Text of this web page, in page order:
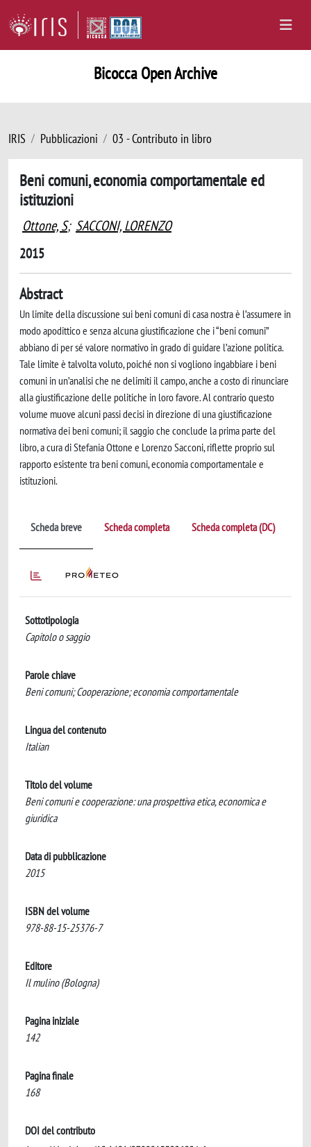
Bicocca Open Archive
IRIS Pubblicazioni 03 - Contributo in libro
Beni comuni, economia comportamentale ed
istituzioni
Ottone, S; SACCONI, LORENZO
2015
Abstract
Un limite della discussione sui beni comuni di casa nostra è l’assumere in
modo apodittico e senza alcuna giustificazione che i “beni comuni”
abbiano di per sé valore normativo in grado di guidare l’azione politica.
Tale limite è talvolta voluto, poiché non si vogliono ingabbiare i beni
comuni in un’analisi che ne delimiti il campo, anche a costo di rinunciare
alla giustificazione delle politiche in loro favore. Al contrario questo
volume muove alcuni passi decisi in direzione di una giustificazione
normativa dei beni comuni; il saggio che conclude la prima parte del
libro, a cura di Stefania Ottone e Lorenzo Sacconi, riflette proprio sul
rapporto esistente tra beni comuni, economia comportamentale e
istituzioni.
Scheda breve Scheda completa Scheda completa (DC)
Sottotipologia
Capitolo o saggio
Parole chiave
Beni comuni; Cooperazione; economia comportamentale
Lingua del contenuto
Italian
Titolo del volume
Beni comuni e cooperazione: una prospettiva etica, economica e
giuridica
Data di pubblicazione
2015
ISBN del volume
978-88-15-25376-7
Editore
Il mulino (Bologna)
Pagina iniziale
142
Pagina finale
168
DOI del contributo